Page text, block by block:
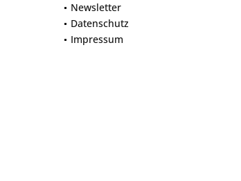
Newsletter
Datenschutz
Impressum